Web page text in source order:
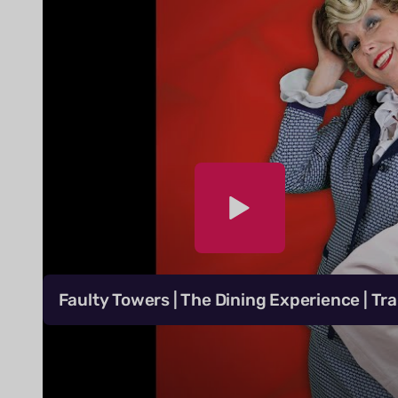
Faulty Towers | The Dining Experience |